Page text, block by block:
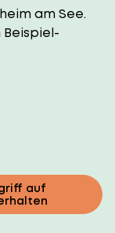
am See.
auf